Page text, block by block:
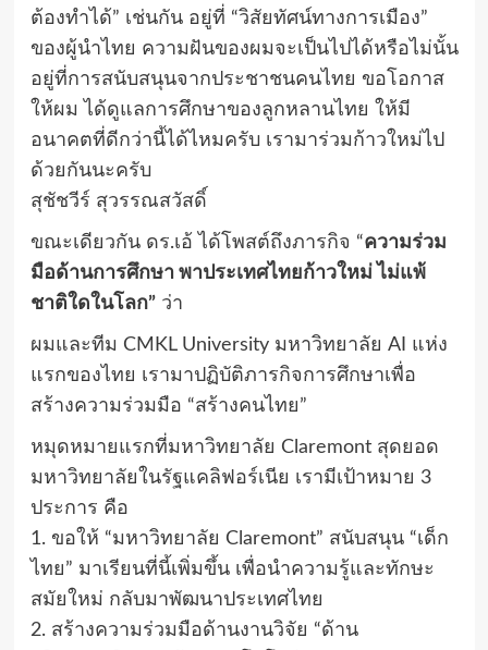
ต้องทำได้” เช่นกัน อยู่ที่ “วิสัยทัศน์ทางการเมือง”
ของผู้นำไทย ความฝันของผมจะเป็นไปได้หรือไม่นั้น
อยู่ที่การสนับสนุนจากประชาชนคนไทย ขอโอกาส
ให้ผม ได้ดูแลการศึกษาของลูกหลานไทย ให้มี
อนาคตที่ดีกว่านี้ได้ไหมครับ เรามาร่วมก้าวใหม่ไป
ด้วยกันนะครับ
สุชัชวีร์ สุวรรณสวัสดิ์
ขณะเดียวกัน ดร.เอ้ ได้โพสต์ถึงภารกิจ “ความร่วม
มือด้านการศึกษา พาประเทศไทยก้าวใหม่ ไม่แพ้
ชาติใดในโลก”ว่า
ผมและทีม CMKL University มหาวิทยาลัย AI แห่ง
แรกของไทย เรามาปฏิบัติภารกิจการศึกษาเพื่อ
สร้างความร่วมมือ “สร้างคนไทย”
หมุดหมายแรกที่มหาวิทยาลัย Claremont สุดยอด
มหาวิทยาลัยในรัฐแคลิฟอร์เนีย เรามีเป้าหมาย 3
ประการ คือ
1. ขอให้ “มหาวิทยาลัย Claremont” สนับสนุน “เด็ก
ไทย” มาเรียนที่นี้เพิ่มขึ้น เพื่อนําความรู้และทักษะ
สมัยใหม่ กลับมาพัฒนาประเทศไทย
2. สร้างความร่วมมือด้านงานวิจัย “ด้าน